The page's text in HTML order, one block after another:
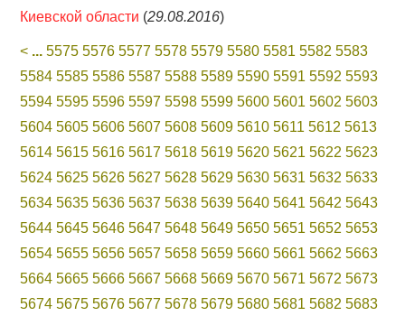
Киевской области (29.08.2016)
< ... 5575 5576 5577 5578 5579 5580 5581 5582 5583
5584 5585 5586 5587 5588 5589 5590 5591 5592 5593
5594 5595 5596 5597 5598 5599 5600 5601 5602 5603
5604 5605 5606 5607 5608 5609 5610 5611 5612 5613
5614 5615 5616 5617 5618 5619 5620 5621 5622 5623
5624 5625 5626 5627 5628 5629 5630 5631 5632 5633
5634 5635 5636 5637 5638 5639 5640 5641 5642 5643
5644 5645 5646 5647 5648 5649 5650 5651 5652 5653
5654 5655 5656 5657 5658 5659 5660 5661 5662 5663
5664 5665 5666 5667 5668 5669 5670 5671 5672 5673
5674 5675 5676 5677 5678 5679 5680 5681 5682 5683